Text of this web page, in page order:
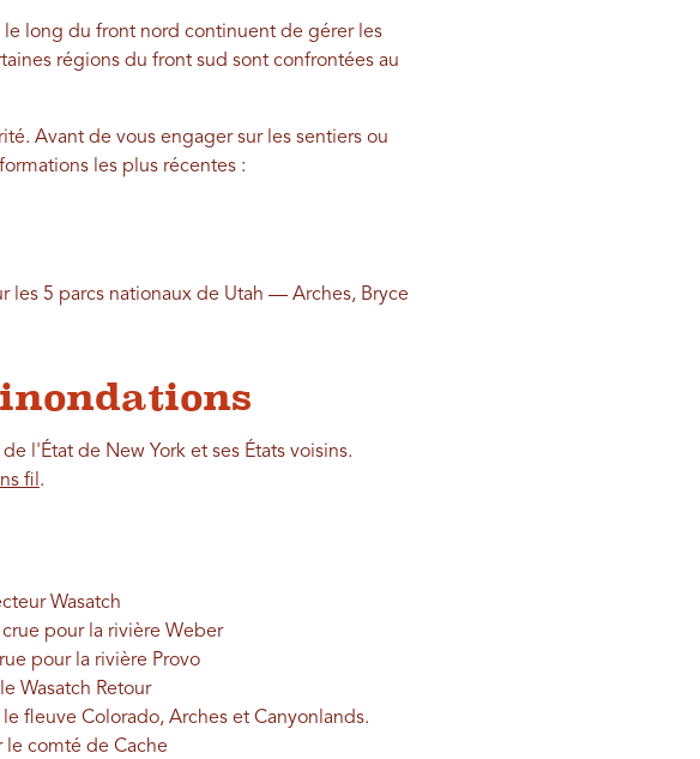
le long du front nord continuent de gérer les
régions du front sud sont confrontées au
Avant de vous engager sur les sentiers ou
les plus récentes :
les 5 parcs nationaux de Utah — Arches, Bryce
l'État de New York et ses États voisins.
fil .
Wasatch
pour la rivière Weber
pour la rivière Provo
Wasatch Retour
fleuve Colorado, Arches et Canyonlands.
le comté de Cache